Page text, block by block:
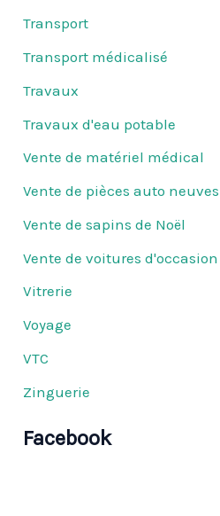
Transport
Transport médicalisé
Travaux
Travaux d'eau potable
Vente de matériel médical
Vente de pièces auto neuves
Vente de sapins de Noël
Vente de voitures d'occasion
Vitrerie
Voyage
VTC
Zinguerie
Facebook